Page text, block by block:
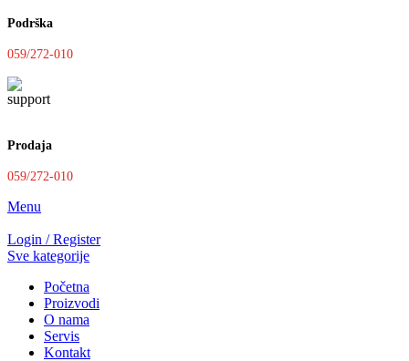
Podrška
059/272-010
Prodaja
059/272-010
Menu
Login / Register
Sve kategorije
Početna
Proizvodi
O nama
Servis
Kontakt